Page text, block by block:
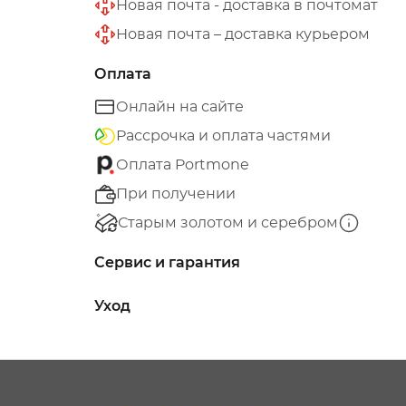
Новая почта - доставка в почтомат
Новая почта – доставка курьером
Оплата
Онлайн на сайте
Рассрочка и оплата частями
Оплата Portmone
При получении
Старым золотом и серебром
Сервис и гарантия
Уход